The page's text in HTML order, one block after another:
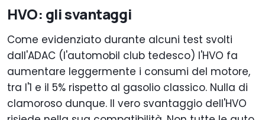
HVO: gli svantaggi
Come evidenziato durante alcuni test svolti
dall'ADAC (l'automobil club tedesco) l'HVO fa
aumentare leggermente i consumi del motore,
tra l'1 e il 5% rispetto al gasolio classico. Nulla di
clamoroso dunque. Il vero svantaggio dell'HVO